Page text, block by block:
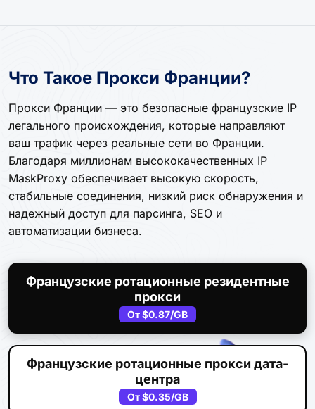
Что Такое Прокси Франции?
Прокси Франции — это безопасные французские IP
легального происхождения, которые направляют
ваш трафик через реальные сети во Франции.
Благодаря миллионам высококачественных IP
MaskProxy обеспечивает высокую скорость,
стабильные соединения, низкий риск обнаружения и
надежный доступ для парсинга, SEO и
автоматизации бизнеса.
Французские ротационные резидентные
прокси
От$0.87/GB
Французские ротационные прокси дата-
центра
От$0.35/GB